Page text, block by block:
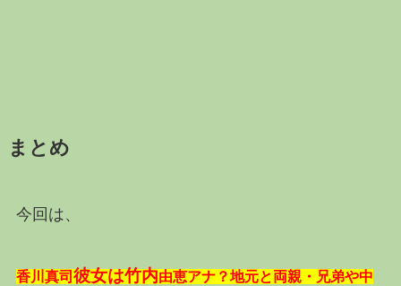
まとめ
今回は、
香川真司 彼女は竹内由恵アナ？地元と両親・兄弟や中